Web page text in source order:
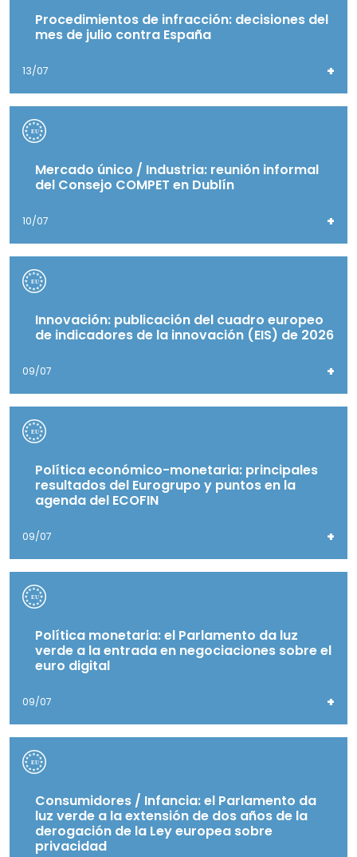
Procedimientos de infracción: decisiones del
mes de julio contra España
13/07 +
Mercado único / Industria: reunión informal
del Consejo COMPET en Dublín
10/07 +
Innovación: publicación del cuadro europeo
de indicadores de la innovación (EIS) de 2026
09/07 +
Política económico-monetaria: principales
resultados del Eurogrupo y puntos en la
agenda del ECOFIN
09/07 +
Política monetaria: el Parlamento da luz
verde a la entrada en negociaciones sobre el
euro digital
09/07 +
Consumidores / Infancia: el Parlamento da
luz verde a la extensión de dos años de la
derogación de la Ley europea sobre
privacidad